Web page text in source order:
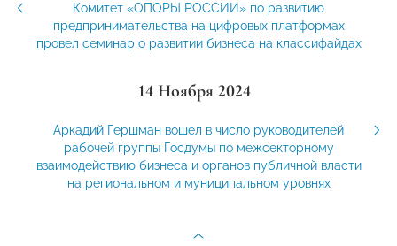
Комитет «ОПОРЫ РОССИИ» по развитию
предпринимательства на цифровых платформах
провел семинар о развитии бизнеса на классифайдах
14 Ноября 2024
Аркадий Гершман вошел в число руководителей
рабочей группы Госдумы по межсекторному
взаимодействию бизнеса и органов публичной власти
на региональном и муниципальном уровнях